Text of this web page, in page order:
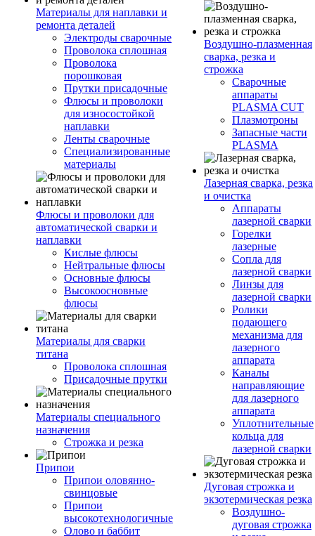
Материалы для наплавки и
ремонта деталей
Электроды сварочные
Проволока сплошная
Проволока
порошковая
Прутки присадочные
Флюсы и проволоки
для износостойкой
наплавки
Ленты сварочные
Специализированные
материалы
Флюсы и проволоки для
автоматической сварки и
наплавки
Кислые флюсы
Нейтральные флюсы
Основные флюсы
Высокоосновные
флюсы
Материалы для сварки
титана
Проволока сплошная
Присадочные прутки
Материалы специального
назначения
Строжка и резка
Припои
Припои оловянно-
свинцовые
Припои
высокотехнологичные
Олово и баббит
Воздушно-плазменная
сварка, резка и
строжка
Сварочные
аппараты
PLASMA CUT
Плазмотроны
Запасные части
PLASMA
Лазерная сварка, резка
и очистка
Аппараты
лазерной сварки
Горелки
лазерные
Сопла для
лазерной сварки
Линзы для
лазерной сварки
Ролики
подающего
механизма для
лазерного
аппарата
Каналы
направляющие
для лазерного
аппарата
Уплотнительные
кольца для
лазерной сварки
Дуговая строжка и
экзотермическая резка
Воздушно-
дуговая строжка